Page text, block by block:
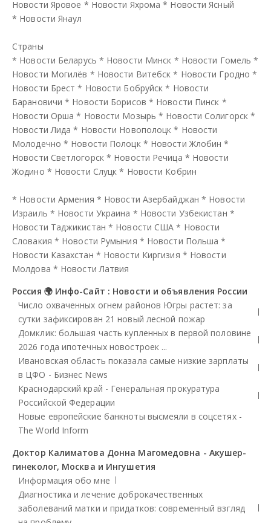
Новости Яровое * Новости Яхрома * Новости Ясный
* Новости Янаул
Страны
* Новости Беларусь * Новости Минск * Новости Гомель *
Новости Могилёв * Новости Витебск * Новости Гродно *
Новости Брест * Новости Бобруйск * Новости
Барановичи * Новости Борисов * Новости Пинск *
Новости Орша * Новости Мозырь * Новости Солигорск *
Новости Лида * Новости Новополоцк * Новости
Молодечно * Новости Полоцк * Новости Жлобин *
Новости Светлогорск * Новости Речица * Новости
Жодино * Новости Слуцк * Новости Кобрин
* Новости Армения * Новости Азербайджан * Новости
Израиль * Новости Украина * Новости Узбекистан *
Новости Таджикистан * Новости США * Новости
Словакия * Новости Румыния * Новости Польша *
Новости Казахстан * Новости Киргизия * Новости
Молдова * Новости Латвия
Россия 🌍 Инфо-Сайт : Новости и объявления России
Число охваченных огнем районов Югры растет: за
сутки зафиксирован 21 новый лесной пожар
Домклик: большая часть купленных в первой половине
2026 года ипотечных новостроек ...
Ивановская область показала самые низкие зарплаты
в ЦФО - Бизнес News
Краснодарский край - Генеральная прокуратура
Российской Федерации
Новые европейские банкноты высмеяли в соцсетях -
The World Inform
Доктор Калиматова Донна Магомедовна - Акушер-
гинеколог, Москва и Ингушетия
Информация обо мне
Диагностика и лечение доброкачественных
заболеваний матки и придатков: современный взгляд